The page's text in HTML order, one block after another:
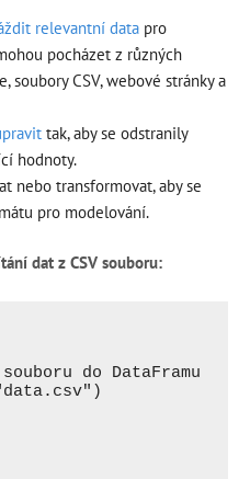
relevantní datapro
pocházet z různých
soubory CSV, webové stránky a
tak, aby se odstranily
hodnoty.
nebo transformovat, aby se
pro modelování.
dat z CSV souboru:
do DataFramu